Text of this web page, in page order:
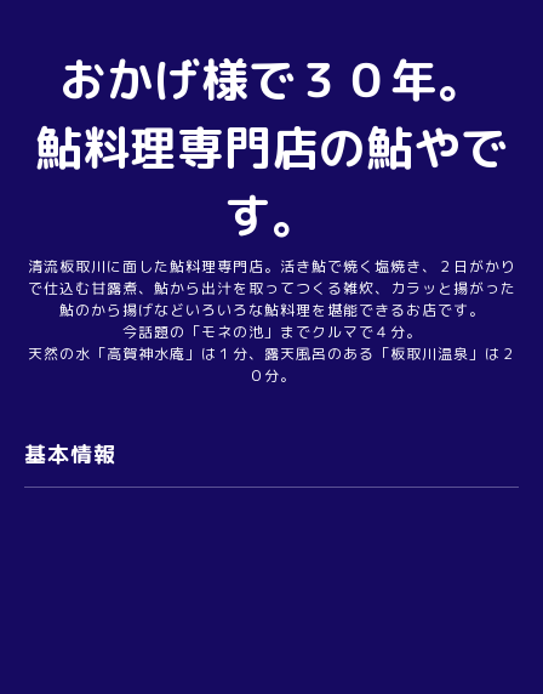
おかげ様で３０年。
鮎料理専門店の鮎やで
す。
清流板取川に面した鮎料理専門店。活き鮎で焼く塩焼き、２日がかり
で仕込む甘露煮、鮎から出汁を取ってつくる雑炊、カラッと揚がった
鮎のから揚げなどいろいろな鮎料理を堪能できるお店です。
今話題の「モネの池」までクルマで４分。
天然の水「高賀神水庵」は１分、露天風呂のある「板取川温泉」は２
０分。
基本情報